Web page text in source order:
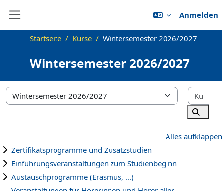
Anmelden
Startseite Kurse Wintersemester 2026/2027
Wintersemester 2026/2027
Kursbereiche
Kurse
Alles aufklappen
Zertifikatsprogramme und Zusatzstudien
Einführungsveranstaltungen zum Studienbeginn
Austauschprogramme (Erasmus, ...)